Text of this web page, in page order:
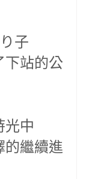
子
下站的公
光中
的繼續進